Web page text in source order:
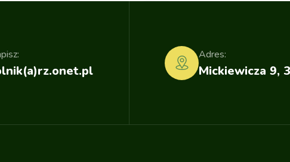
Mickiewicza 9,
Adres: